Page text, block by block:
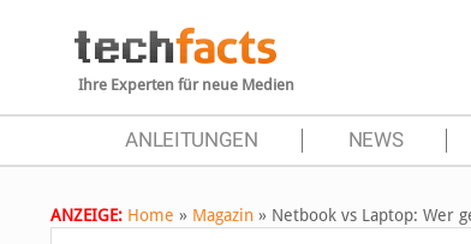
Ihre Experten für neue Medien
ANLEITUNGEN NEWS
ANZEIGE: Home » Magazin » Netbook vs Laptop: Wer